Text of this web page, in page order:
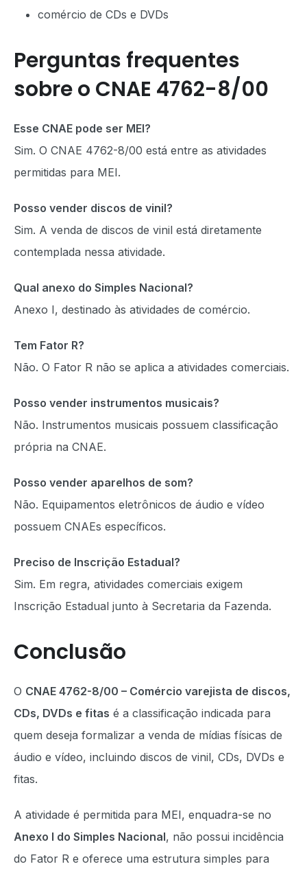
comércio de CDs e DVDs
Perguntas frequentes
sobre o CNAE 4762-8/00
Esse CNAE pode ser MEI?
Sim. O CNAE 4762-8/00 está entre as atividades
permitidas para MEI.
Posso vender discos de vinil?
Sim. A venda de discos de vinil está diretamente
contemplada nessa atividade.
Qual anexo do Simples Nacional?
Anexo I, destinado às atividades de comércio.
Tem Fator R?
Não. O Fator R não se aplica a atividades comerciais.
Posso vender instrumentos musicais?
Não. Instrumentos musicais possuem classificação
própria na CNAE.
Posso vender aparelhos de som?
Não. Equipamentos eletrônicos de áudio e vídeo
possuem CNAEs específicos.
Preciso de Inscrição Estadual?
Sim. Em regra, atividades comerciais exigem
Inscrição Estadual junto à Secretaria da Fazenda.
Conclusão
O CNAE 4762-8/00 – Comércio varejista de discos,
CDs, DVDs e fitas é a classificação indicada para
quem deseja formalizar a venda de mídias físicas de
áudio e vídeo, incluindo discos de vinil, CDs, DVDs e
fitas.
A atividade é permitida para MEI, enquadra-se no
Anexo I do Simples Nacional, não possui incidência
do Fator R e oferece uma estrutura simples para